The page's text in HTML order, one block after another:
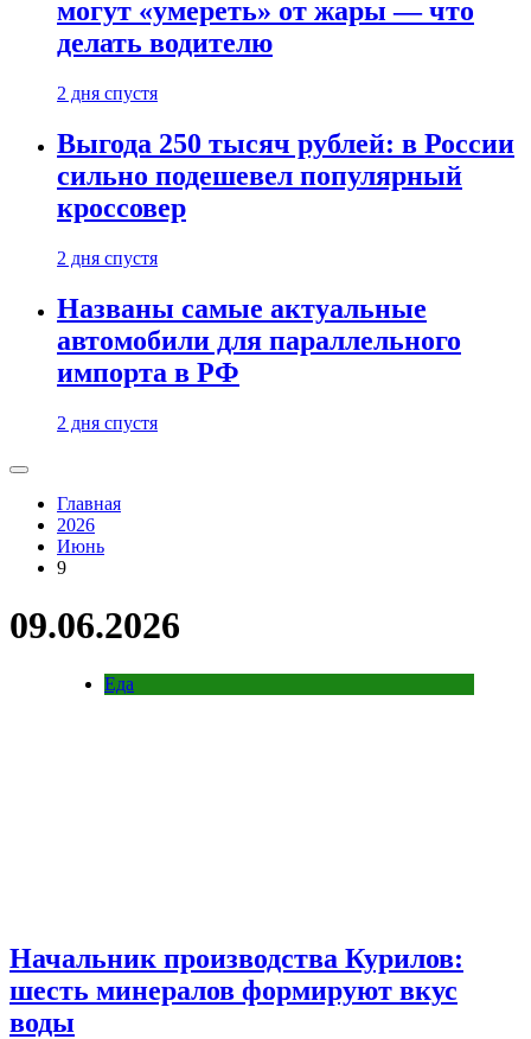
могут «умереть» от жары — что
делать водителю
2 дня спустя
Выгода 250 тысяч рублей: в России
сильно подешевел популярный
кроссовер
2 дня спустя
Названы самые актуальные
автомобили для параллельного
импорта в РФ
2 дня спустя
Главная
2026
Июнь
9
09.06.2026
Еда
Начальник производства Курилов:
шесть минералов формируют вкус
воды